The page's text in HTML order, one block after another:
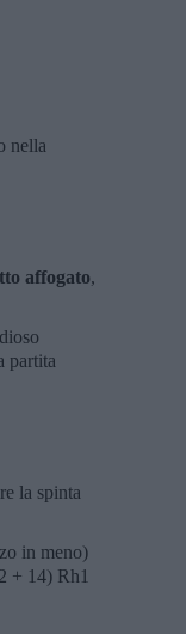
nella
affogato,
partita
la spinta
in meno)
+ 14) Rh1